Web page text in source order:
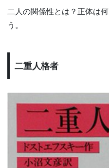
二人の関係性とは？正体は
う。
二重人格者